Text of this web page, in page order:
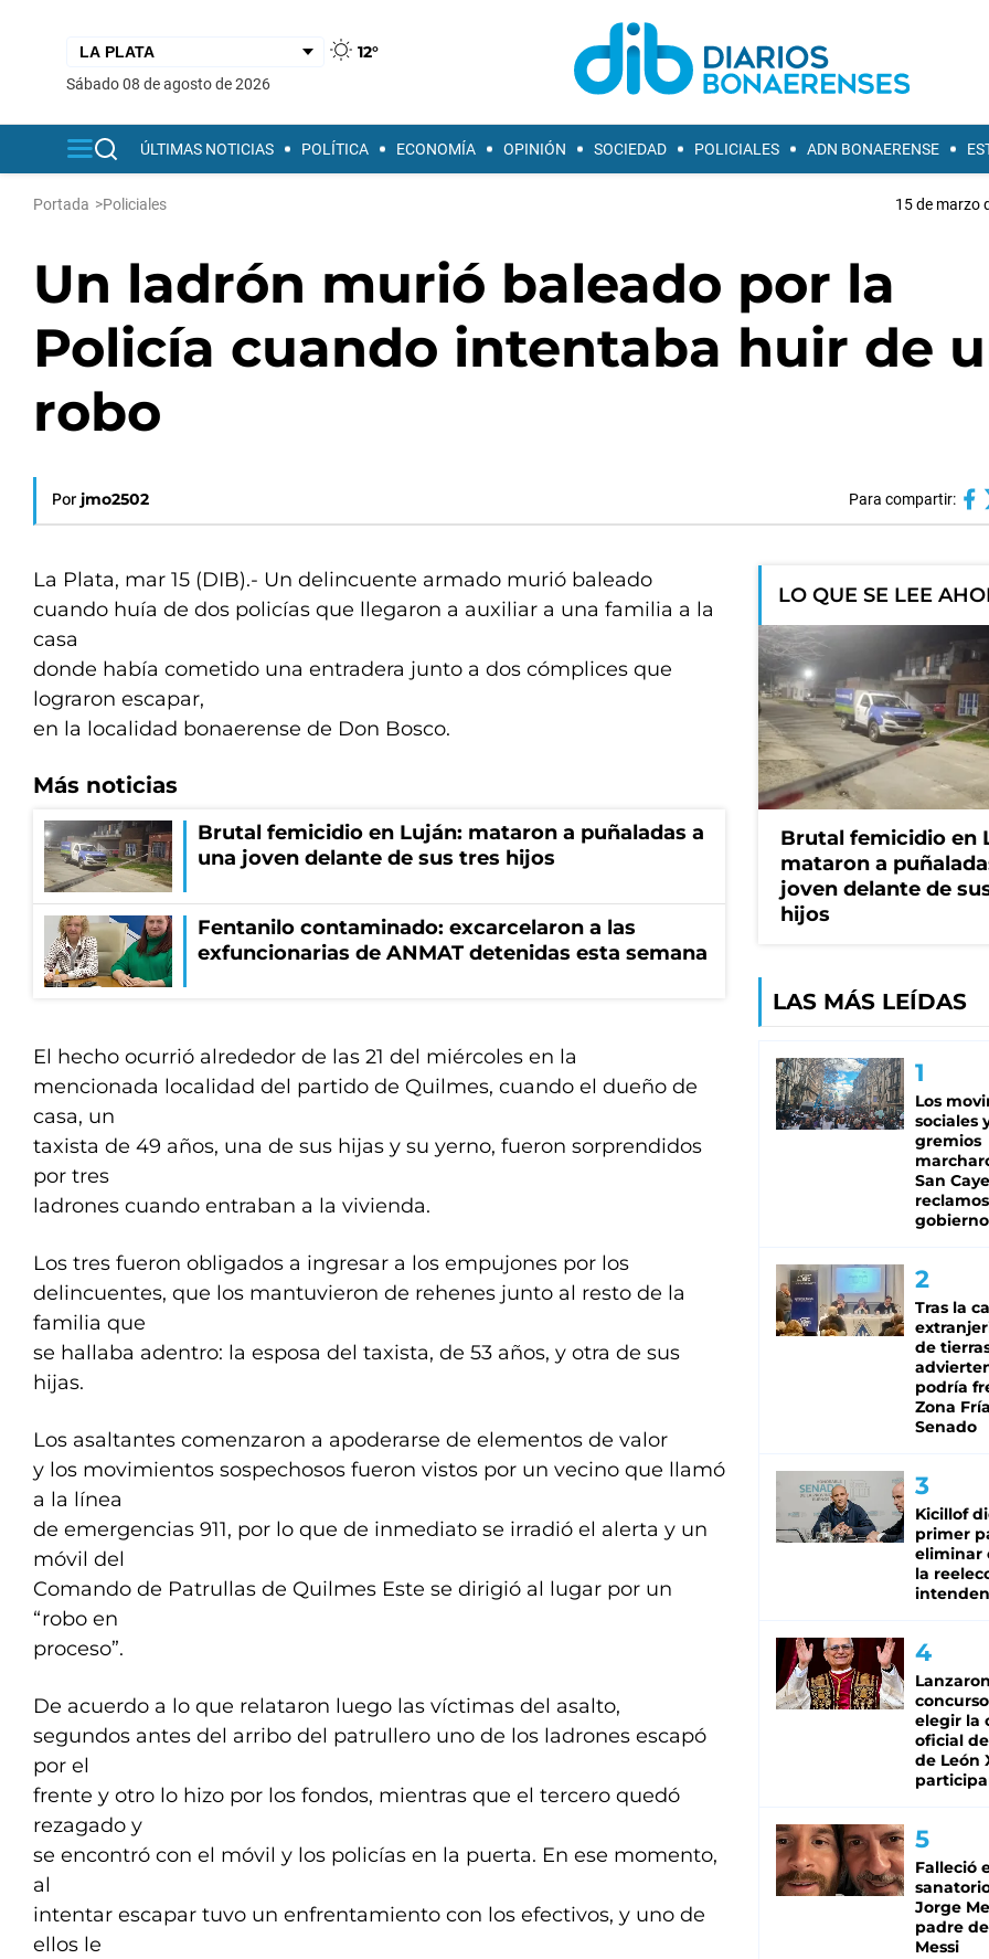
12°
sábado 08 de agosto de 2026
ÚLTIMAS NOTICIAS POLÍTICA ECONOMÍA OPINIÓN SOCIEDAD POLICIALES ADN BONAERENSE
Portada >Policiales 15 de marzo
Un ladrón murió baleado por la
Policía cuando intentaba huir de
robo
Por jmo2502 Para compartir:
La Plata, mar 15 (DIB).- Un delincuente armado murió baleado
cuando huía de dos policías que llegaron a auxiliar a una familia a la
casa
donde había cometido una entradera junto a dos cómplices que
lograron escapar,
en la localidad bonaerense de Don Bosco.
Más noticias
Brutal femicidio en Luján: mataron a puñaladas a
una joven delante de sus tres hijos
Fentanilo contaminado: excarcelaron a las
exfuncionarias de ANMAT detenidas esta semana
El hecho ocurrió alrededor de las 21 del miércoles en la
mencionada localidad del partido de Quilmes, cuando el dueño de
casa, un
taxista de 49 años, una de sus hijas y su yerno, fueron sorprendidos
por tres
ladrones cuando entraban a la vivienda.
Los tres fueron obligados a ingresar a los empujones por los
delincuentes, que los mantuvieron de rehenes junto al resto de la
familia que
se hallaba adentro: la esposa del taxista, de 53 años, y otra de sus
hijas.
Los asaltantes comenzaron a apoderarse de elementos de valor
y los movimientos sospechosos fueron vistos por un vecino que llamó
a la línea
de emergencias 911, por lo que de inmediato se irradió el alerta y un
móvil del
Comando de Patrullas de Quilmes Este se dirigió al lugar por un
“robo en
proceso”.
De acuerdo a lo que relataron luego las víctimas del asalto,
segundos antes del arribo del patrullero uno de los ladrones escapó
por el
frente y otro lo hizo por los fondos, mientras que el tercero quedó
rezagado y
se encontró con el móvil y los policías en la puerta. En ese momento,
al
intentar escapar tuvo un enfrentamiento con los efectivos, y uno de
ellos le
LO QUE SE LEE
Brutal femicidio en
mataron a
joven delante de
hijos
LAS MÁS LEÍDAS
Los
sociales
gremios
San
gobierno
Tras la
de
podría
Zona
Senado
Kicillof
primer
eliminar
la
elegir la
oficial
de León
Falleció
Jorge
padre
Messi